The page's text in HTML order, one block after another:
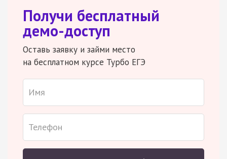
Получи бесплатный
демо-доступ
Оставь заявку и займи место
на бесплатном курсе Турбо ЕГЭ